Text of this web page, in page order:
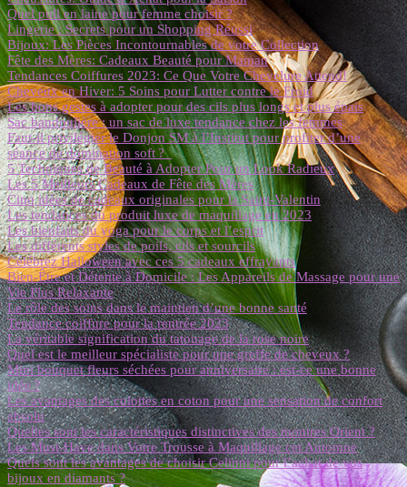
Quel pull en laine pour femme choisir ?
Lingerie : Secrets pour un Shopping Réussi
Bijoux: Les Pièces Incontournables de votre Collection
Fête des Mères: Cadeaux Beauté pour Maman
Tendances Coiffures 2023: Ce Que Votre Chevelure Attend!
Cheveux en Hiver: 5 Soins pour Lutter contre le Froid
Les bons gestes à adopter pour des cils plus longs et plus épais
Sac bandoulière : un sac de luxe tendance chez les femmes
Faut-il privilégier le Donjon SM à l’Institut pour profiter d’une
séance de domination soft ?
5 Techniques de Beauté à Adopter Pour un Look Radieux
Les 5 Meilleurs Cadeaux de Fête des Mères
Cinq idées de cadeaux originales pour la Saint-Valentin
Les tendances du produit luxe de maquillage en 2023
Les bienfaits du yoga pour le corps et l’esprit
Les différents styles de poils, cils et sourcils
Célébrez Halloween avec ces 5 cadeaux effrayants
Bien-Être et Détente à Domicile : Les Appareils de Massage pour une
Vie Plus Relaxante
Le rôle des soins dans le maintien d’une bonne santé
Tendance coiffure pour la rentrée 2023
La véritable signification du tatouage de la rose noire
Quel est le meilleur spécialiste pour une greffe de cheveux ?
Mini bouquet fleurs séchées pour anniversaire : est-ce une bonne
idée ?
Les avantages des culottes en coton pour une sensation de confort
absolu
Quelles sont les caractéristiques distinctives des montres Orient ?
Les Must-Have dans Votre Trousse à Maquillage cet Automne
Quels sont les avantages de choisir Celinni pour l’achat de vos
bijoux en diamants ?